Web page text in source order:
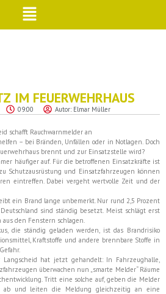
IM FEUERWEHRHAUS
09:00 Autor:Elmar Müller
schafft Rauchwarnmelder an
– bei Bränden, Unfällen oder in Notlagen. Doch
brennt und zur Einsatzstelle wird?
häufiger auf. Für die betroffenen Einsatzkräfte ist
Schutzausrüstung und Einsatzfahrzeugen können
eintreffen. Dabei vergeht wertvolle Zeit und der
ein Brand lange unbemerkt. Nur rund 2,5 Prozent
sind ständig besetzt. Meist schlägt erst
aus den Fenstern schlagen.
die ständig geladen werden, ist das Brandrisiko
Kraftstoffe und andere brennbare Stoffe in
Langscheid hat jetzt gehandelt: In Fahrzeughalle,
überwachen nun „smarte Melder“ Räume
Tritt eine solche auf, geben die Melder
ab und leiten die Meldung gleichzeitig an eine